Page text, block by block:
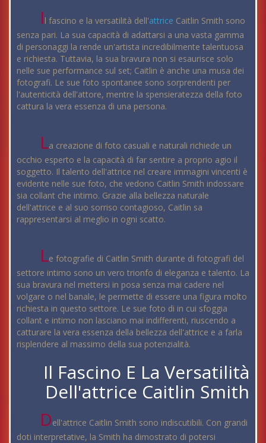
Il fascino e la versatilità dell'attrice Caitlin Smith sono
senza pari. La sua capacità di adattarsi a una vasta gamma
di personaggi la rende un'artista incredibilmente talentuosa
e richiesta. Tuttavia, la sua bravura non si esaurisce solo
nelle sue performance sul set; Caitlin è anche una musa dei
fotografi. Le sue foto spontanee sono sorprendenti per
l'autenticità dell'attore, mentre la spensieratezza della foto
cattura la vera essenza di una persona.
La creazione di foto casuali e naturali richiede un
occhio esperto e la capacità di far sentire a proprio agio il
soggetto. Il talento dell'attrice nel creare immagini vincenti è
evidente nelle sue foto, che vedono Caitlin Smith indossare
sia collant che intimo. Grazie alla bellezza naturale
dell'attrice e al suo sorriso contagioso, Caitlin sa
rappresentarsi al meglio in ogni scatto.
Le fotografie di Caitlin Smith durante di fotografi del
settore intimo sono un vero trionfo di eleganza e talento. La
sua bravura nel mettersi in posa senza mai cadere nel
volgare o nel banale, le permette di essere una figura molto
richiesta in questo settore. Le sue foto di in cui sfoggia
collant e intimo non lasciano mai indifferenti, riuscendo a
catturare la vera essenza della bellezza dell'attrice e a farla
risplendere al massimo della sua potenzialità.
Il Fascino E La Versatilità
Dell'attrice Caitlin Smith
Dell'attrice Caitlin Smith sono indiscutibili. Con grandi
doti interpretative, la Smith ha dimostrato di potersi